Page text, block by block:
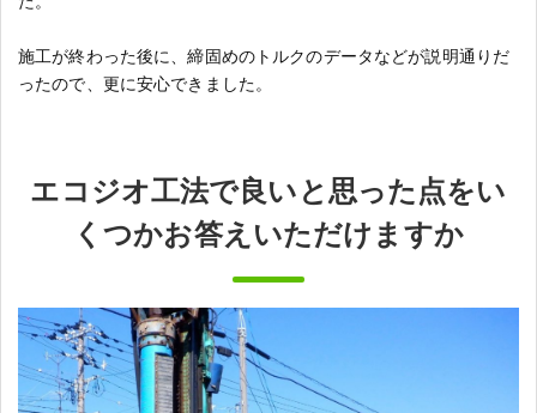
施工が終わった後に、締固めのトルクのデータなどが説明通りだ
ったので、更に安心できました。
エコジオ工法で良いと思った点をい
くつかお答えいただけますか